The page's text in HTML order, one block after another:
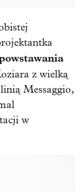
z wielką
Messaggio,
w